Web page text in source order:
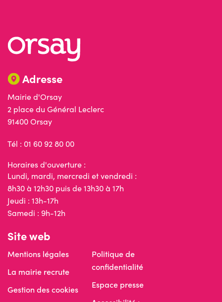
Adresse
Mairie d'Orsay
2 place du Général Leclerc
91400 Orsay
Tél : 01 60 92 80 00
Horaires d'ouverture :
Lundi, mardi, mercredi et vendredi :
8h30 à 12h30 puis de 13h30 à 17h
Jeudi : 13h-17h
Samedi : 9h-12h
Site web
Mentions légales
La mairie recrute
Gestion des cookies
Politique de
confidentialité
Espace presse